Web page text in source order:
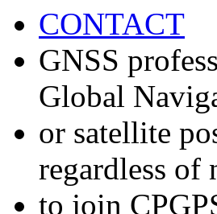
CONTACT
GNSS
Global
or satellite
regardless of
to join